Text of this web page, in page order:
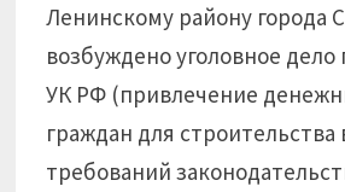
Ленинскому району города
возбуждено уголовное дело
УК РФ (привлечение
граждан для
требований